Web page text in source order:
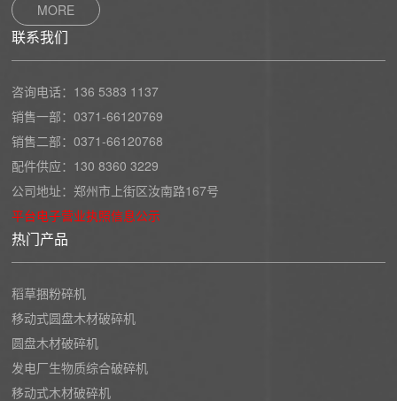
MORE
联系我们
咨询电话： 136 5383 1137
销售一部：0371-66120769
销售二部：0371-66120768
配件供应： 130 8360 3229
公司地址：郑州市上街区汝南路167号
平台电子营业执照信息公示
热门产品
稻草捆粉碎机
移动式圆盘木材破碎机
圆盘木材破碎机
发电厂生物质综合破碎机
移动式木材破碎机